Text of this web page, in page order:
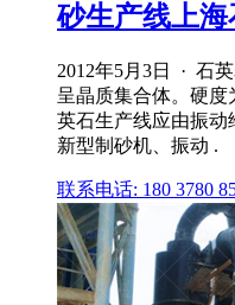
砂生产线上海
2012年5月3日 · 石
呈晶质集合体。硬度
英石生产线应由振动
新型制砂机、振动 .
联系电话: 180 3780